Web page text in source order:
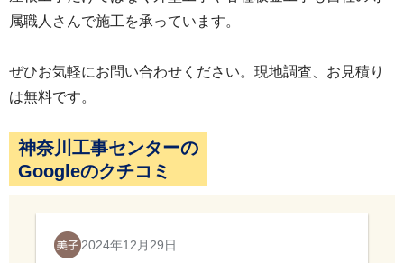
属職人さんで施工を承っています。
ぜひお気軽にお問い合わせください。現地調査、お見積り
は無料です。
神奈川工事センターの
Googleのクチコミ
2024年12月29日